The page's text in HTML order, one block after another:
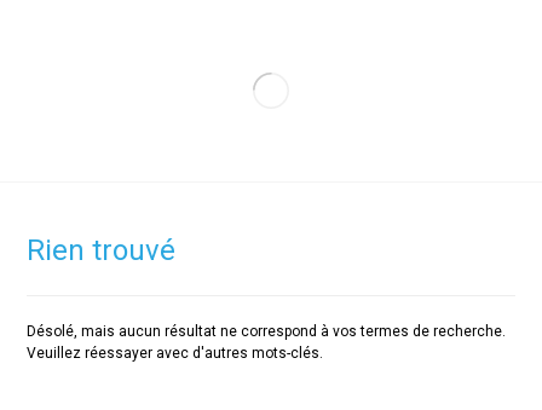
Rien trouvé
Désolé, mais aucun résultat ne correspond à vos termes de recherche.
Veuillez réessayer avec d'autres mots-clés.